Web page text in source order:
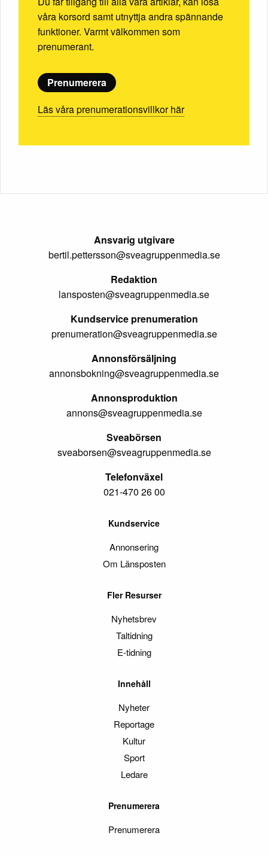
våra korsord samt utnyttja andra spännande
funktioner. Varmt välkommen som
prenumerant.
Prenumerera
Läs våra prenumerationsvillkor här
Ansvarig utgivare
bertil.pettersson@sveagruppenmedia.se
Redaktion
lansposten@sveagruppenmedia.se
Kundservice prenumeration
prenumeration@sveagruppenmedia.se
Annonsförsäljning
annonsbokning@sveagruppenmedia.se
Annonsproduktion
annons@sveagruppenmedia.se
Sveabörsen
sveaborsen@sveagruppenmedia.se
Telefonväxel
021-470 26 00
Kundservice
Annonsering
Om Länsposten
Fler Resurser
Nyhetsbrev
Taltidning
E-tidning
Innehåll
Nyheter
Reportage
Kultur
Sport
Ledare
Prenumerera
Prenumerera